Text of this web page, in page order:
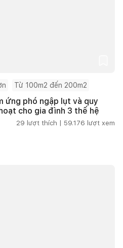
Từ 100m2 đến 200m2
ứng phó ngập lụt và quy
cho gia đình 3 thế hệ
29 lượt thích | 59.176 lượt xem